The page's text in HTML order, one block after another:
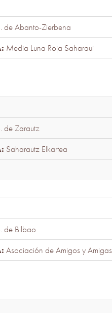
de Abanto-Zierbena
Media Luna Roja Saharaui
de Zarautz
Saharautz Elkartea
de Bilbao
Asociación de Amigos y